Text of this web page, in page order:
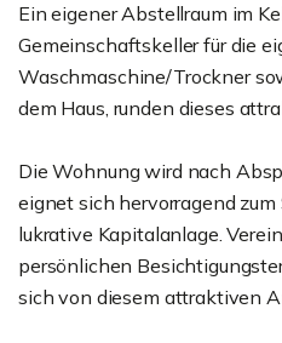
Ein eigener Abstellraum im
Gemeinschaftskeller für die
Waschmaschine/Trockner
dem Haus, runden dieses
Die Wohnung wird nach
eignet sich hervorragend zum
lukrative Kapitalanlage.
persönlichen
sich von diesem attraktiven